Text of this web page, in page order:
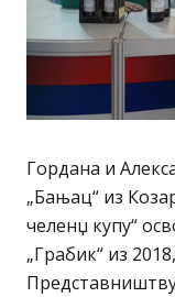
Гордана и
„Бањац“ из
челенџ купу“
„Грабик“ из